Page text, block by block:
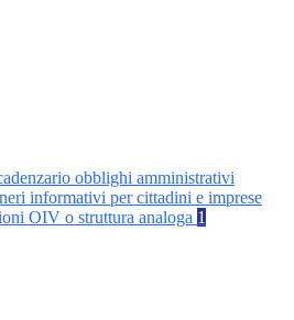
obblighi amministrativi
informativi per cittadini e imprese
OIV o struttura analoga 1